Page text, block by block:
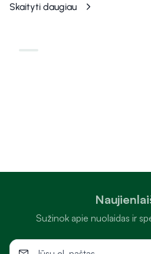
Skaityti daugiau
Sužinok apie nuolaidas ir